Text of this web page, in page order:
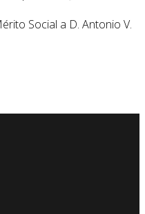
Social a D. Antonio V.